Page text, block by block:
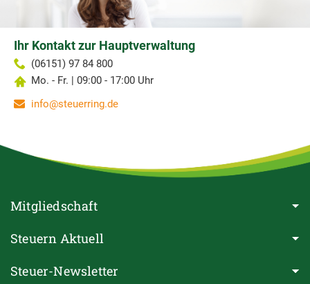
Ihr Kontakt zur Hauptverwaltung
(06151) 97 84 800
Mo. - Fr. | 09:00 - 17:00 Uhr
info@steuerring.de
Mitgliedschaft
Steuern Aktuell
Steuer-Newsletter